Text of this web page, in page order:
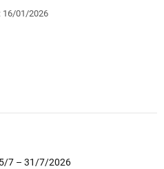
16/01/2026
7 – 31/7/2026